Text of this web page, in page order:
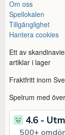
Om oss
Spellokalen
Tillgänglighet
Hantera cookies
Ett av
artiklar i lager
Fraktfritt inom
Spelrum med